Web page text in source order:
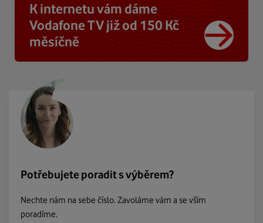
K internetu vám dáme
Vodafone TV již od 150 Kč
měsíčně
Potřebujete poradit s výběrem?
Nechte nám na sebe číslo. Zavoláme vám a se vším
poradíme.